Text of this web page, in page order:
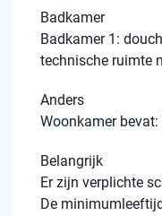
Badkamer
Badkamer 1:
technische ruimte
Anders
Woonkamer
Belangrijk
Er zijn verplichte
De